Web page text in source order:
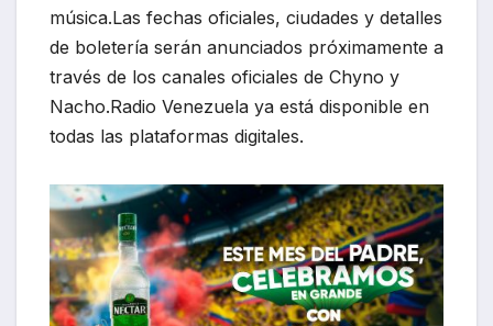
música.Las fechas oficiales, ciudades y detalles
de boletería serán anunciados próximamente a
través de los canales oficiales de Chyno y
Nacho.Radio Venezuela ya está disponible en
todas las plataformas digitales.